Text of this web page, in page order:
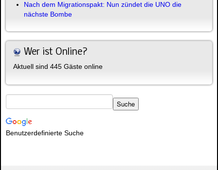
Nach dem Migrationspakt: Nun zündet die UNO die
nächste Bombe
Wer ist Online?
Aktuell sind 445 Gäste online
Benutzerdefinierte Suche